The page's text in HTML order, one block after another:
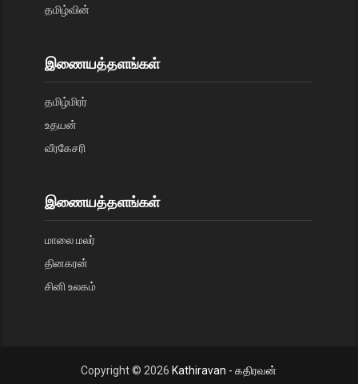
தமிழ்வின்
இணையத்தளங்கள்
தமிழ்மிரர்
உதயன்
வீரகேசரி
இணையத்தளங்கள்
மாலை மலர்
தினகரன்
சினி உலகம்
Copyright © 2026 Kathiravan - கதிரவன்